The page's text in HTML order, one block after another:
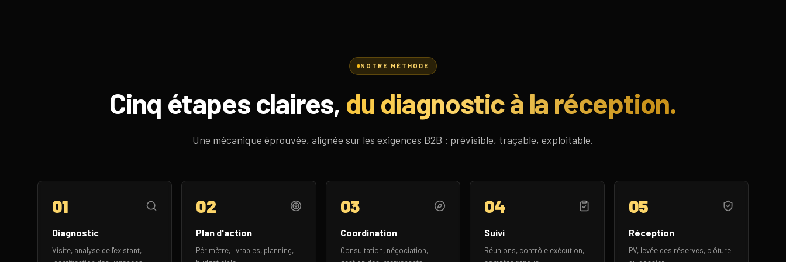
NOTRE MÉTHODE
Cinq étapes claires, du diagnostic à la réception.
Une mécanique éprouvée, alignée sur les exigences B2B : prévisible, traçable, exploitable.
01
Diagnostic
Visite, analyse de l'existant,
02
Plan d'action
Périmètre, livrables, planning,
03
Coordination
Consultation, négociation,
04
Suivi
Réunions, contrôle exécution,
05
Réception
PV, levée des réserves, clôture